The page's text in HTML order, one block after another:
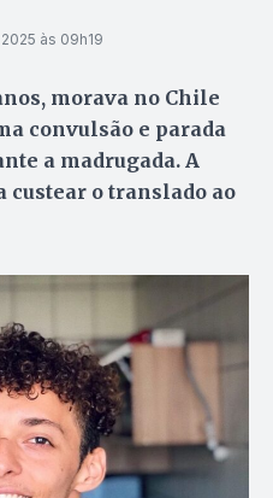
às 09h19
morava no Chile
convulsão e parada
a madrugada. A
custear o translado ao